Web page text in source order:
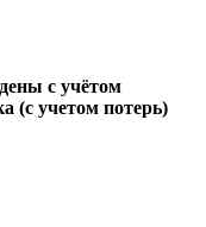
с учётом
(с учетом потерь)